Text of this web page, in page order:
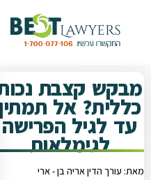
מבקש קצבת נכות
כללית? אל תמתין
עד לגיל הפרישה
לגימלאות
מאת: עורך הדין אריה בן - ארי